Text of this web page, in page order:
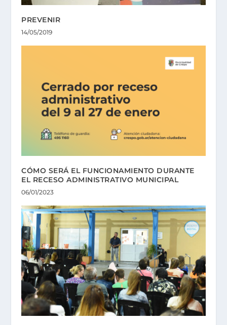
PREVENIR
14/05/2019
CÓMO SERÁ EL FUNCIONAMIENTO DURANTE
EL RECESO ADMINISTRATIVO MUNICIPAL
06/01/2023